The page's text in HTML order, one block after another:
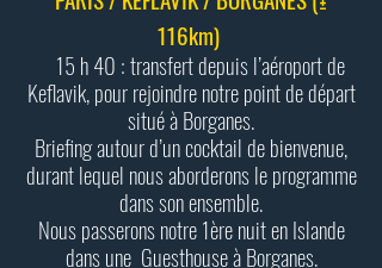
116km)
15 h 40 : transfert depuis l’aéroport de
Keflavik, pour rejoindre notre point de départ
situé à Borganes.
Briefing autour d’un cocktail de bienvenue,
durant lequel nous aborderons le programme
dans son ensemble.
Nous passerons notre 1ère nuit en Islande
dans une Guesthouse à Borganes.